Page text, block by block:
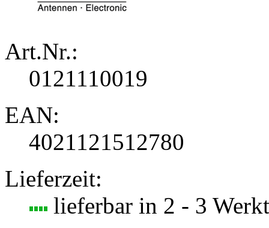
Art.Nr.:
0121110019
EAN:
4021121512780
Lieferzeit:
lieferbar in 2 - 3